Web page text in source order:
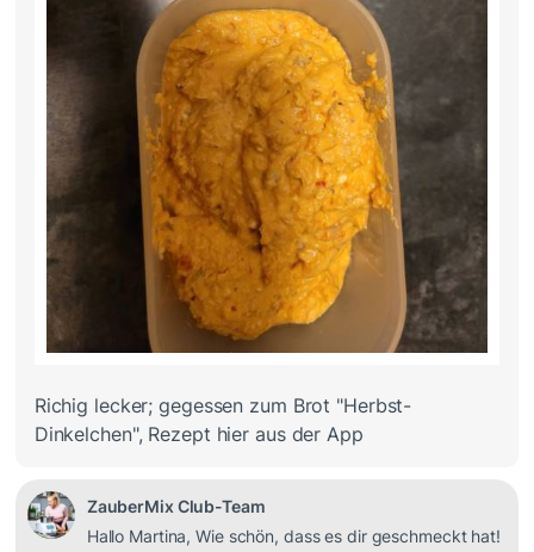
Richig lecker; gegessen zum Brot "Herbst-
Dinkelchen", Rezept hier aus der App
ZauberMix Club-Team
Hallo Martina, Wie schön, dass es dir geschmeckt hat!